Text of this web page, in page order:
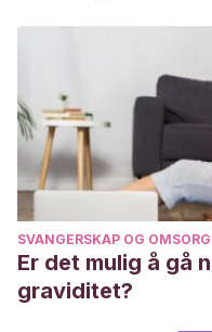
SVANGERSKAP OG OMSORG
Er det mulig å gå
graviditet?